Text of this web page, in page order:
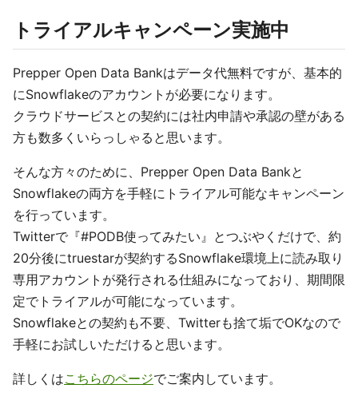
トライアルキャンペーン実施中
Prepper Open Data Bankはデータ代無料ですが、基本的
にSnowflakeのアカウントが必要になります。
クラウドサービスとの契約には社内申請や承認の壁がある
方も数多くいらっしゃると思います。
そんな方々のために、Prepper Open Data Bankと
Snowflakeの両方を手軽にトライアル可能なキャンペーン
を行っています。
Twitterで『#PODB使ってみたい』とつぶやくだけで、約
20分後にtruestarが契約するSnowflake環境上に読み取り
専用アカウントが発行される仕組みになっており、期間限
定でトライアルが可能になっています。
Snowflakeとの契約も不要、Twitterも捨て垢でOKなので
手軽にお試しいただけると思います。
詳しくはこちらのページでご案内しています。